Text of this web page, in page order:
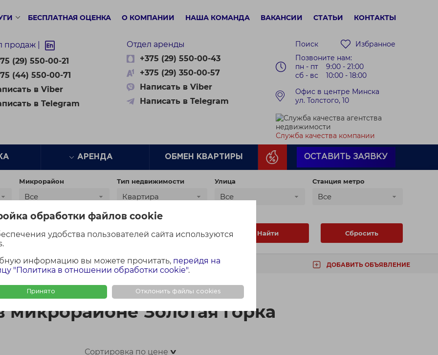
обработки файлов cookie
удобства пользователей сайта используются
информацию вы можете прочитать, перейдя на
"Политика в отношении обработки cookie".
Принято Отклонить файлы cookies
БЕСПЛАТНАЯ ОЦЕНКА О КОМПАНИИ НАША КОМАНДА ВАКАНСИИ СТАТЬИ КОНТАКТЫ
продаж |
(29) 550-00-21
(44) 550-00-71
в Viber
в Telegram
Отдел аренды
+375 (29) 550-00-43
+375 (29) 350-00-57
Написать в Viber
Написать в Telegram
Поиск
Избранное
Позвоните нам:
пн - пт 9:00 - 21:00
сб - вс 10:00 - 18:00
Офис в центре Минска
ул. Толстого, 10
Служба качества компании
АРЕНДА ОБМЕН КВАРТИРЫ ОСТАВИТЬ ЗАЯВКУ
Микрорайон
Все
Тип недвижимости
Квартира
Улица
Все
Станция метро
Все
Найти
Сбросить
ФОТО + КАРТА ФОТО КАРТА ДОБАВИТЬ ОБЪЯВЛЕНИЕ
Золотая горка
Золотая горка
Сортировка по цене>